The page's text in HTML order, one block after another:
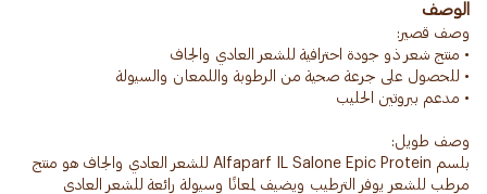
الوصف
بلسم Alfaparf IL Salone Epic Protein للشعر العادي والجاف هو منتج
مرطب للشعر يوفر الترطيب ويضيف لمعانًا وسيولة رائعة للشعر العادي